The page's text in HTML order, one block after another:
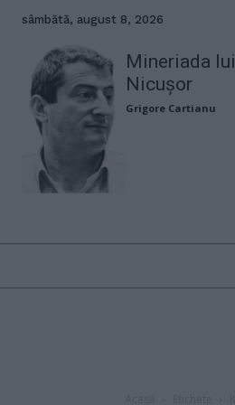
sâmbătă, august 8, 2026
Mineriada lui
Nicușor
Grigore Cartianu